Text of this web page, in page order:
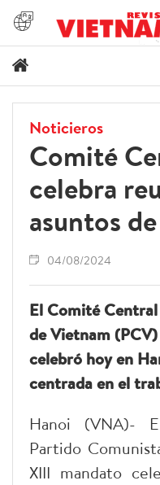
Noticieros
Comité
celebra
asuntos
04/08/2024
El Comité
de Vietnam
celebró hoy en
centrada en el
Hanoi (VNA)-
Partido
XIII mandato